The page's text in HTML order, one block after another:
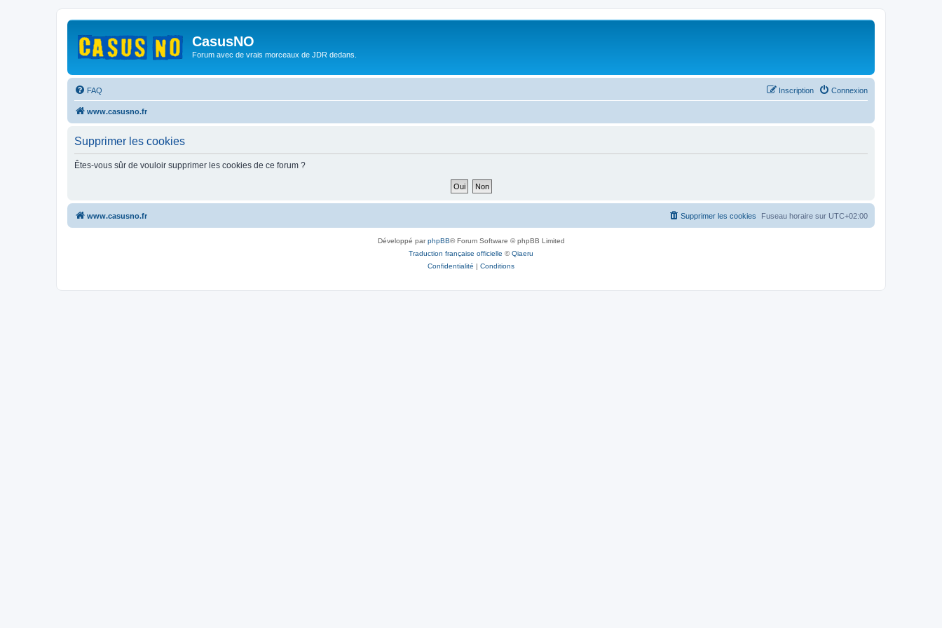
CasusNO
Forum avec de vrais morceaux de JDR dedans.
FAQ Connexion
Inscription
www.casusno.fr
Supprimer les cookies
Êtes-vous sûr de vouloir supprimer les cookies de ce forum ?
www.casusno.fr Fuseau horaire sur UTC+02:00
Supprimer les cookies
Développé parphpBB® Forum Software © phpBB Limited
Traduction française officielle ©Qiaeru
Confidentialité | Conditions